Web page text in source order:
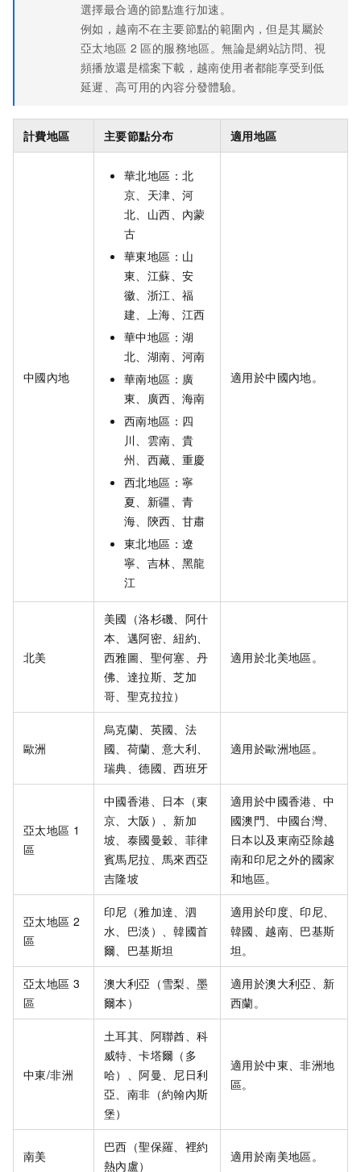
選擇最合適的節點進行加速。
例如，越南不在主要節點的範圍內，但是其屬於
亞太地區 2 區的服務地區。無論是網站訪問、視
頻播放還是檔案下載，越南使用者都能享受到低
延遲、高可用的內容分發體驗。
計費地區 主要節點分布 適用地區
中國內地
華北地區：北
京、天津、河
北、山西、內蒙
古
華東地區：山
東、江蘇、安
徽、浙江、福
建、上海、江西
華中地區：湖
北、湖南、河南
華南地區：廣
東、廣西、海南
西南地區：四
川、雲南、貴
州、西藏、重慶
西北地區：寧
夏、新疆、青
海、陝西、甘肅
東北地區：遼
寧、吉林、黑龍
江
適用於中國內地。
北美
美國（洛杉磯、阿什
本、邁阿密、紐約、
西雅圖、聖何塞、丹
佛、達拉斯、芝加
哥、聖克拉拉）
適用於北美地區。
歐洲
烏克蘭、英國、法
國、荷蘭、意大利、
瑞典、德國、西班牙
適用於歐洲地區。
亞太地區 1
區
中國香港、日本（東
京、大阪）、新加
坡、泰國曼穀、菲律
賓馬尼拉、馬來西亞
吉隆坡
適用於中國香港、中
國澳門、中國台灣、
日本以及東南亞除越
南和印尼之外的國家
和地區。
亞太地區 2
區
印尼（雅加達、泗
水、巴淡）、韓國首
爾、巴基斯坦
適用於印度、印尼、
韓國、越南、巴基斯
坦。
亞太地區 3
區
澳大利亞（雪梨、墨
爾本）
適用於澳大利亞、新
西蘭。
中東/非洲
土耳其、阿聯酋、科
威特、卡塔爾（多
哈）、阿曼、尼日利
亞、南非（約翰內斯
堡）
適用於中東、非洲地
區。
南美
巴西（聖保羅、裡約
熱內盧）
適用於南美地區。